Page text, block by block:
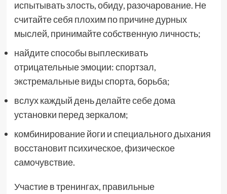
испытывать злость, обиду, разочарование. Не
считайте себя плохим по причине дурных
мыслей, принимайте собственную личность;
найдите способы выплескивать
отрицательные эмоции: спортзал,
экстремальные виды спорта, борьба;
вслух каждый день делайте себе дома
установки перед зеркалом;
комбинирование йоги и специального дыхания
восстановит психическое, физическое
самочувствие.
Участие в тренингах, правильные